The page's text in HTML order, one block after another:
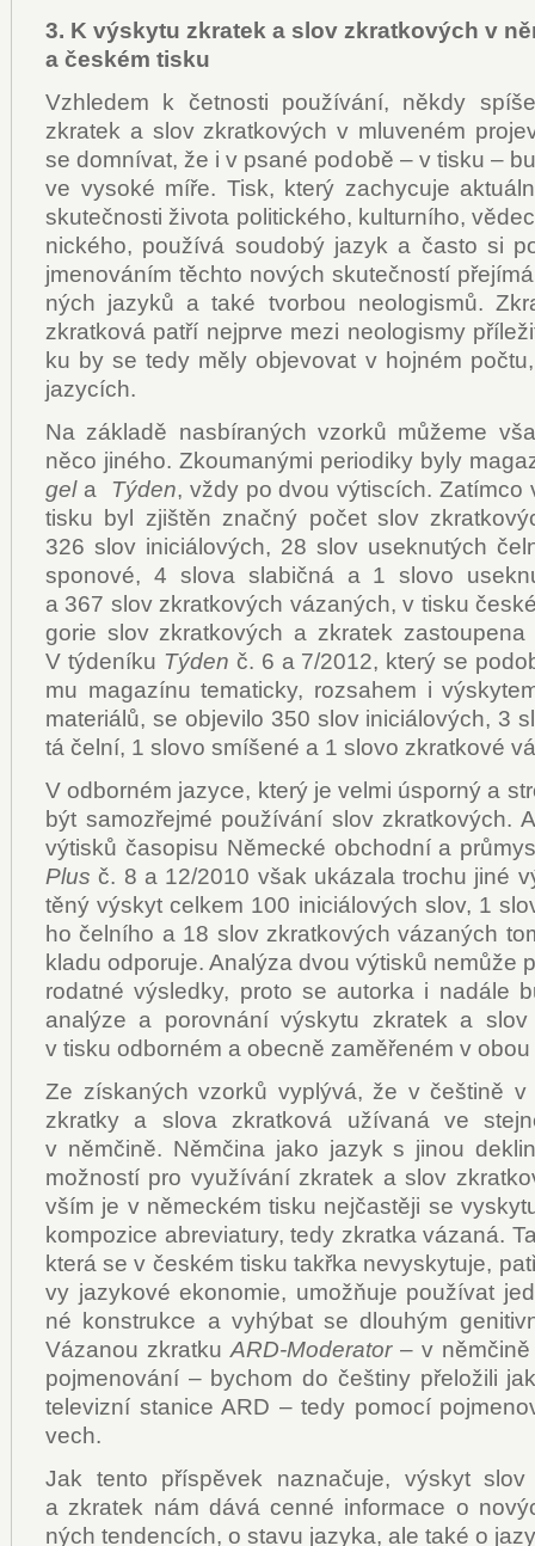
3. K výskytu zkratek a slov zkratkových v
a českém tisku
Vzhle­dem k čet­nos­ti po­u­ží­vá­ní, ně­kdy
zkra­tek a slov zkrat­ko­vých v mlu­ve­ném
se do­mní­vat, že i v psa­né po­do­bě – v tis­ku –
ve vy­so­ké mí­ře. Tisk, kte­rý za­chy­cu­je
sku­teč­nos­ti ži­vo­ta po­li­tic­ké­ho, kul­tur­ní­ho,
nic­ké­ho, po­u­ží­vá sou­do­bý ja­zyk a čas­to si
jme­no­vá­ním těch­to no­vých sku­teč­nos­tí
ných ja­zy­ků a ta­ké tvor­bou ne­o­lo­gis­mů.
zkrat­ko­vá pat­ří nej­pr­ve me­zi ne­o­lo­gismy
ku by se te­dy mě­ly ob­je­vo­vat v hoj­ném
ja­zy­cích.
Na zá­kla­dě na­sbí­ra­ných vzor­ků mů­že­me
ně­co ji­né­ho. Zkou­ma­ný­mi pe­ri­o­di­ky by­ly
gela Tý­den, vždy po dvou vý­tis­cích. Za­tím­co
tis­ku byl zjiš­těn znač­ný po­čet slov
326 slov ini­ci­á­lo­vých, 28 slov usek­nu­tých
spo­no­vé, 4 slo­va sla­bič­ná a 1 slo­vo
a 367 slov zkrat­ko­vých vá­za­ných, v tis­ku
go­rie slov zkrat­ko­vých a zkra­tek za­stou­pe­na
V tý­de­ní­ku Tý­den č. 6 a 7/2012, kte­rý se
mu ma­ga­zí­nu te­ma­tic­ky, roz­sa­hem i
ma­te­ri­á­lů, se ob­je­vi­lo 350 slov ini­ci­á­lo­vých, 3
tá čel­ní, 1 slo­vo smí­še­né a 1 slo­vo zkrat­ko­vé
V od­bor­ném ja­zy­ce, kte­rý je vel­mi úspor­ný a
být sa­mo­zřej­mé po­u­ží­vá­ní slov zkrat­ko­vých.
vý­tis­ků ča­so­pi­su Ně­mec­ké ob­chod­ní a
Plus č. 8 a 12/2010 však uká­za­la tro­chu ji­né
tě­ný výskyt cel­kem 100 ini­ci­á­lo­vých slov, 1
ho čel­ní­ho a 18 slov zkrat­ko­vých vá­za­ných
kla­du od­po­ru­je. Ana­lý­za dvou vý­tis­ků ne­mů­že
ro­dat­né vý­sled­ky, pro­to se au­tor­ka i na­dá­le
ana­lý­ze a po­rov­ná­ní výsky­tu zkra­tek a slov
v tis­ku od­bor­ném a obec­ně za­mě­ře­ném v
Ze zís­ka­ných vzor­ků vy­plý­vá, že v češ­ti­ně v
zkrat­ky a slo­va zkrat­ko­vá uží­va­ná ve
v něm­či­ně. Něm­či­na ja­ko ja­zyk s ji­nou
mož­nos­tí pro vy­u­ží­vá­ní zkra­tek a slov
vším je v ně­mec­kém tis­ku nej­čas­tě­ji se
kom­po­zi­ce abre­vi­a­tu­ry, te­dy zkrat­ka vá­za­ná.
kte­rá se v čes­kém tis­ku takřka ne­vy­sky­tu­je,
vy ja­zy­ko­vé eko­no­mie, umožňuje po­u­ží­vat
né kon­struk­ce a vy­hý­bat se dlou­hým
Vá­za­nou zkrat­ku ARD-Mo­de­ra­tor– v něm­či­ně
po­jme­no­vá­ní – bychom do češ­ti­ny pře­lo­ži­li
te­le­viz­ní sta­ni­ce ARD – te­dy po­mo­cí
vech.
Jak ten­to pří­spě­vek na­zna­ču­je, výskyt slov
a zkra­tek nám dá­vá cen­né in­for­ma­ce o
ných ten­den­cích, o sta­vu ja­zy­ka, ale ta­ké o